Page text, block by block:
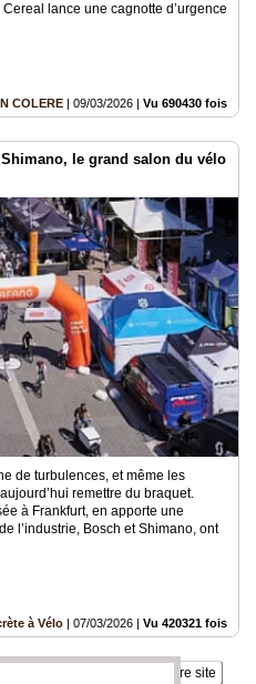
lance une cagnotte d’urgence
COLERE | 09/03/2026 | Vu 690430 fois
le grand salon du vélo
de turbulences, et même les
remettre du braquet.
à Frankfurt, en apporte une
l’industrie, Bosch et Shimano, ont
à Vélo | 07/03/2026 | Vu 420321 fois
Insérez sur votre site